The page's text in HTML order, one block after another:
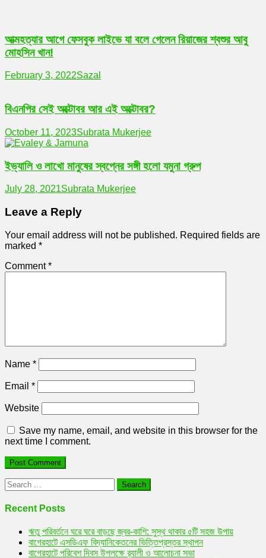
আত্মহত্যার আগে ফেসবুক লাইভে যা বলে গেলেন রিয়াজের শ্বশুর আবু
মোহসিন খান!
February 3, 2022Sazal
বিএনপির সেই অক্টোবর আর এই অক্টোবর?
October 11, 2023Subrata Mukerjee
ইভ্যালি ও লাখো মানুষের স্বপ্নের সঙ্গী হলো যমুনা গ্রুপ
July 28, 2021Subrata Mukerjee
Leave a Reply
Your email address will not be published. Required fields are
marked *
Comment*
Name *
Email *
Website
Save my name, email, and website in this browser for the
next time I comment.
Search
for:
Recent Posts
ঋতু পরিবর্তনে ঘরে ঘরে বাড়ছে জ্বর-কাশি: সুস্থ থাকার ৫টি সহজ উপায়
বাগেরহাটে এসডিএফ বিদ্যানিকেতনের ভিত্তিপ্রস্তর স্থাপন
বাগেরহাটে পরিবেশ দিবস উপলক্ষে র‌্যালী ও আলোচনা সভা